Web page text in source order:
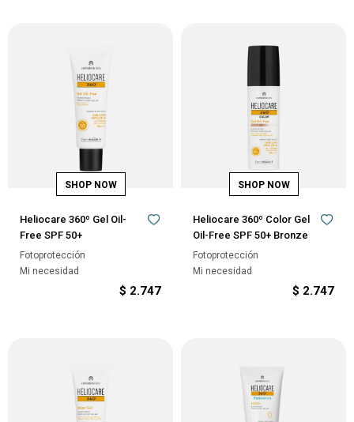
Heliocare 360º Gel Oil-
Free SPF 50+
Fotoprotección
Mi necesidad
$ 2.747
Heliocare 360º Color Gel
Oil-Free SPF 50+ Bronze
Fotoprotección
Mi necesidad
$ 2.747